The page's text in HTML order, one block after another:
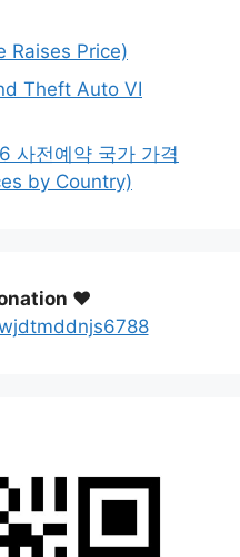
Raises Price)
Theft Auto VI
사전예약 국가 가격
by Country)
♥️